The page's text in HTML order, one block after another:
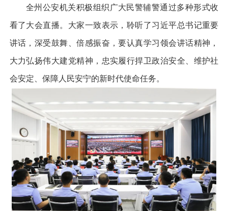
全州公安机关积极组织广大民警辅警通过多种形式收
看了大会直播。大家一致表示，聆听了习近平总书记重要
讲话，深受鼓舞、倍感振奋，要认真学习领会讲话精神，
大力弘扬伟大建党精神，忠实履行捍卫政治安全、维护社
会安定、保障人民安宁的新时代使命任务。